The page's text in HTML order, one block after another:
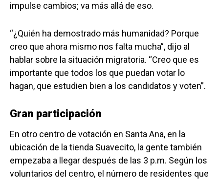
impulse cambios; va más allá de eso.
“¿Quién ha demostrado más humanidad? Porque
creo que ahora mismo nos falta mucha”, dijo al
hablar sobre la situación migratoria. “Creo que es
importante que todos los que puedan votar lo
hagan, que estudien bien a los candidatos y voten”.
Gran participación
En otro centro de votación en Santa Ana, en la
ubicación de la tienda Suavecito, la gente también
empezaba a llegar después de las 3 p.m. Según los
voluntarios del centro, el número de residentes que